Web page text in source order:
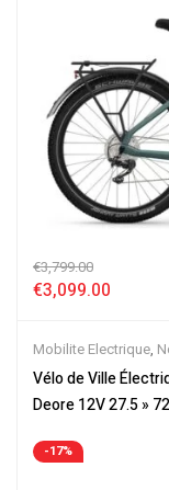
€3,799.00
€3,099.00
Mobilite Electrique,
ville,Velos
Vélo de Ville
Deore 12V 27.5 »
-17%